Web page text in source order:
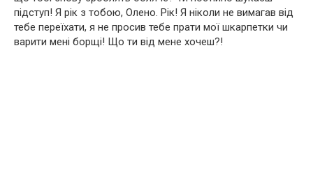
підступ! Я рік з тобою, Олено. Рік! Я ніколи не вимагав від
тебе переїхати, я не просив тебе прати мої шкарпетки чи
варити мені борщі! Що ти від мене хочеш?!